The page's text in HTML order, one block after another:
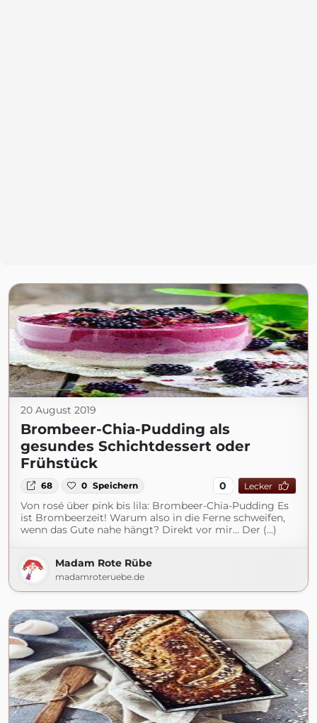
20 August 2019
Brombeer-Chia-Pudding als
gesundes Schichtdessert oder
Frühstück
68 0 Speichern 0 Lecker
Von rosé über pink bis lila: Brombeer-Chia-Pudding Es
ist Brombeerzeit! Warum also in die Ferne schweifen,
wenn das Gute nahe hängt? Direkt vor mir… Der (...)
Madam Rote Rübe
madamroteruebe.de